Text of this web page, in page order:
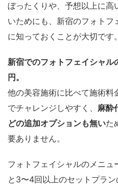
ぼったくりや、予想以上に高
いためにも、新宿のフォト
に知っておくことが大切です。
新宿でのフォトフェイシャ
円。
他の美容施術に比べて施術
でチャレンジしやすく、 麻酔
どの追加オプションも無いた
要ありません。
フォトフェイシャルのメニュ
と3〜4回以上のセットプラ